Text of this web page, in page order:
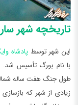
تاریخچه شهر
این شهر توسطپادشاه
طول جنگ هفت ساله